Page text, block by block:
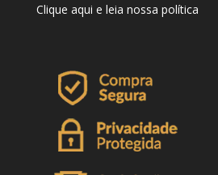
Clique aqui e leia nossa política